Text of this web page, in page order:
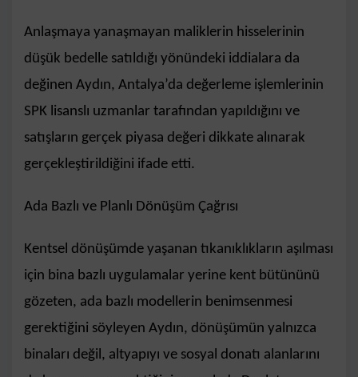
Anlaşmaya yanaşmayan maliklerin hisselerinin
düşük bedelle satıldığı yönündeki iddialara da
değinen Aydın, Antalya’da değerleme işlemlerinin
SPK lisanslı uzmanlar tarafından yapıldığını ve
satışların gerçek piyasa değeri dikkate alınarak
gerçekleştirildiğini ifade etti.
Ada Bazlı ve Planlı Dönüşüm Çağrısı
Kentsel dönüşümde yaşanan tıkanıklıkların aşılması
için bina bazlı uygulamalar yerine kent bütününü
gözeten, ada bazlı modellerin benimsenmesi
gerektiğini söyleyen Aydın, dönüşümün yalnızca
binaları değil, altyapıyı ve sosyal donatı alanlarını